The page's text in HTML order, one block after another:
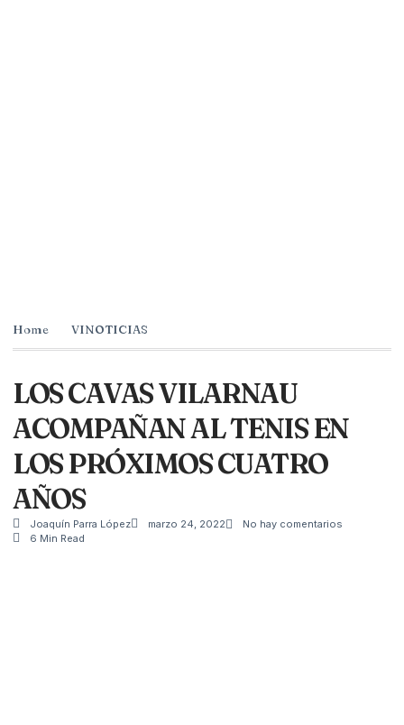
Home VINOTICIAS
LOS CAVAS VILARNAU
ACOMPAÑAN AL TENIS EN
LOS PRÓXIMOS CUATRO
AÑOS
Joaquín Parra López marzo 24, 2022
No hay comentarios
6 Min Read